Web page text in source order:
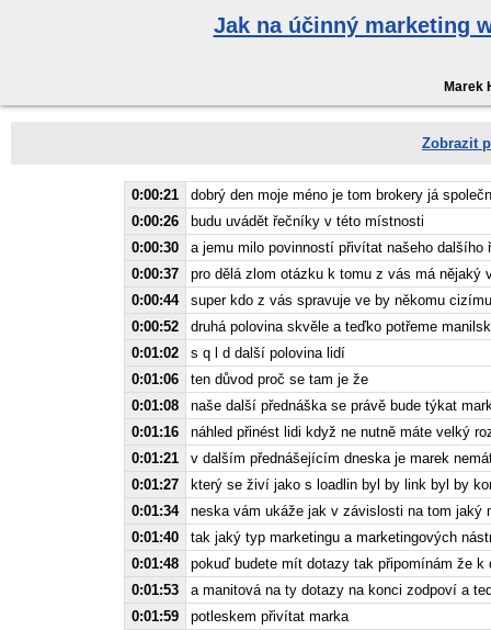
Jak na účinný marketing
Marek
Zobrazit
0:00:21
dobrý den moje méno je tom brokery já
0:00:26
budu uvádět řečníky v této místnosti
0:00:30
a jemu milo povinností přivítat našeho
0:00:37
pro dělá zlom otázku k tomu z vás má nějaký
0:00:44
super kdo z vás spravuje ve by někomu cizímu
0:00:52
druhá polovina skvěle a teďko potřeme
0:01:02
s q l d další polovina lidí
0:01:06
ten důvod proč se tam je že
0:01:08
naše další přednáška se právě bude týkat
0:01:16
náhled přinést lidi když ne nutně máte velký
0:01:21
v dalším přednášejícím dneska je marek
0:01:27
který se živí jako s loadlin byl by link byl by
0:01:34
neska vám ukáže jak v závislosti na tom jaký
0:01:40
tak jaký typ marketingu a marketingových
0:01:48
pokuď budete mít dotazy tak připomínám že k
0:01:53
a manitová na ty dotazy na konci zodpoví a
0:01:59
potleskem přivítat marka